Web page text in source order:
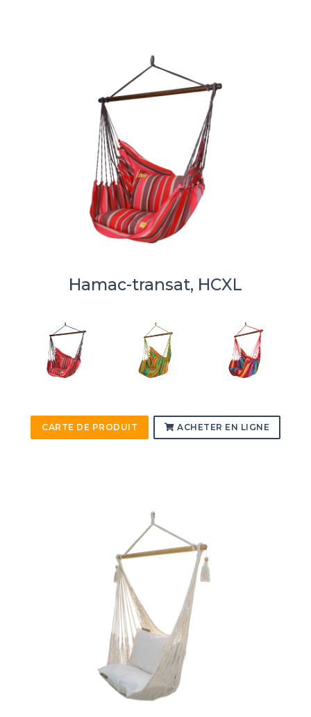
Hamac-transat, HCXL
CARTE DE PRODUIT ACHETER EN LIGNE